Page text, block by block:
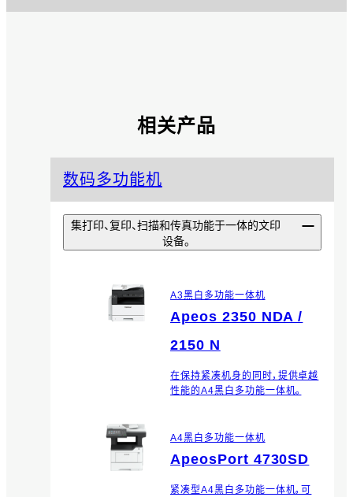
相关产品
数码多功能机
集打印、复印、扫描和传真功能于一体的文印
设备。
A3黑白多功能一体机
Apeos 2350 NDA /
2150 N
在保持紧凑机身的同时，提供卓越
性能的A4黑白多功能一体机。
A4黑白多功能一体机
ApeosPort 4730SD
紧凑型A4黑白多功能一体机，可